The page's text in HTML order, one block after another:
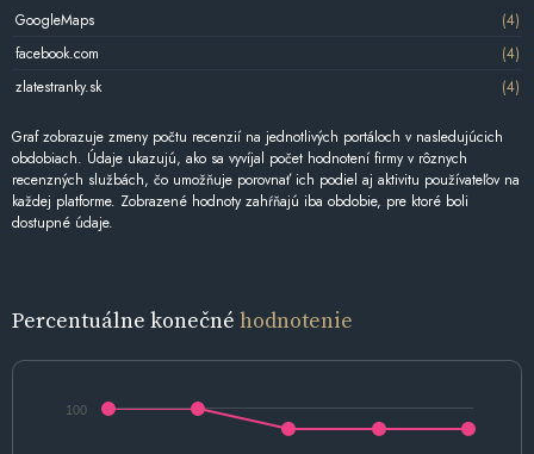
GoogleMaps
(4)
facebook.com
(4)
zlatestranky.sk
(4)
Graf zobrazuje zmeny počtu recenzií na jednotlivých portáloch v nasledujúcich
obdobiach. Údaje ukazujú, ako sa vyvíjal počet hodnotení firmy v rôznych
recenzných službách, čo umožňuje porovnať ich podiel aj aktivitu používateľov na
každej platforme. Zobrazené hodnoty zahŕňajú iba obdobie, pre ktoré boli
dostupné údaje.
Percentuálne konečné hodnotenie
100